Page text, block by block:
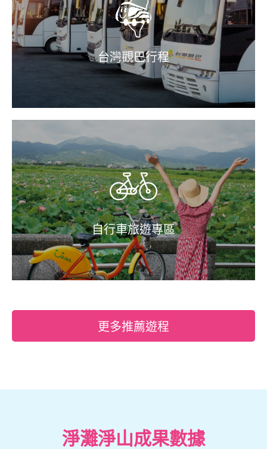
台灣觀巴行程
自行車旅遊專區
更多推薦遊程
淨灘淨山成果數據